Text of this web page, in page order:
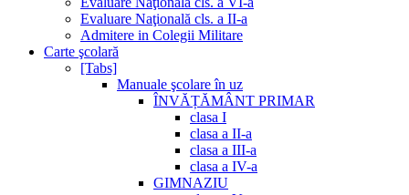
Evaluare Naţională cls. a II-a
Admitere in Colegii Militare
Carte şcolară
[Tabs]
Manuale şcolare în uz
ÎNVĂȚĂMÂNT PRIMAR
clasa I
clasa a II-a
clasa a III-a
clasa a IV-a
GIMNAZIU